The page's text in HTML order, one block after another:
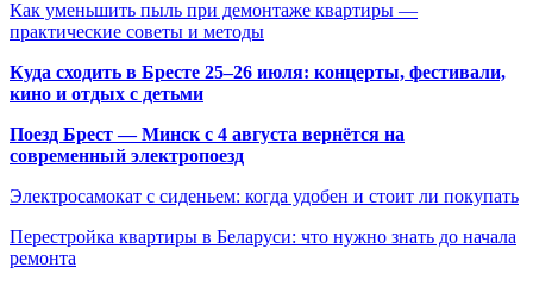
Как уменьшить пыль при демонтаже квартиры —
практические советы и методы
Куда сходить в Бресте 25–26 июля: концерты, фестивали,
кино и отдых с детьми
Поезд Брест — Минск с 4 августа вернётся на
современный электропоезд
Электросамокат с сиденьем: когда удобен и стоит ли покупать
Перестройка квартиры в Беларуси: что нужно знать до начала
ремонта